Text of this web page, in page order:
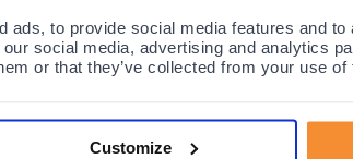
ads, to provide social media features and
social media, advertising and analytics
or that they’ve collected from your use
Customize
en voor thuis
met name voorkomen en verhinderd worden
houding.
(indien nodig) de pijn zal verdwijnen.